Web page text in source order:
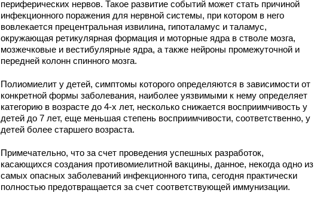
периферических нервов. Такое развитие событий может стать причиной
инфекционного поражения для нервной системы, при котором в него
вовлекается прецентральная извилина, гипоталамус и таламус,
окружающая ретикулярная формация и моторные ядра в стволе мозга,
мозжечковые и вестибулярные ядра, а также нейроны промежуточной и
передней колонн спинного мозга.
Полиомиелит у детей, симптомы которого определяются в зависимости от
конкретной формы заболевания, наиболее уязвимыми к нему определяет
категорию в возрасте до 4-х лет, несколько снижается восприимчивость у
детей до 7 лет, еще меньшая степень восприимчивости, соответственно, у
детей более старшего возраста.
Примечательно, что за счет проведения успешных разработок,
касающихся создания противомиелитной вакцины, данное, некогда одно из
самых опасных заболеваний инфекционного типа, сегодня практически
полностью предотвращается за счет соответствующей иммунизации.